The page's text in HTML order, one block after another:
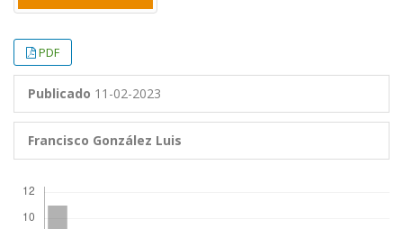
PDF
Publicado 11-02-2023
Francisco González Luis